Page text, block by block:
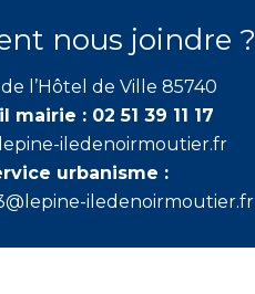
nous joindre ?
l’Hôtel de Ville 85740
mairie : 02 51 39 11 17
iledenoirmoutier.fr
urbanisme :
iledenoirmoutier.fr